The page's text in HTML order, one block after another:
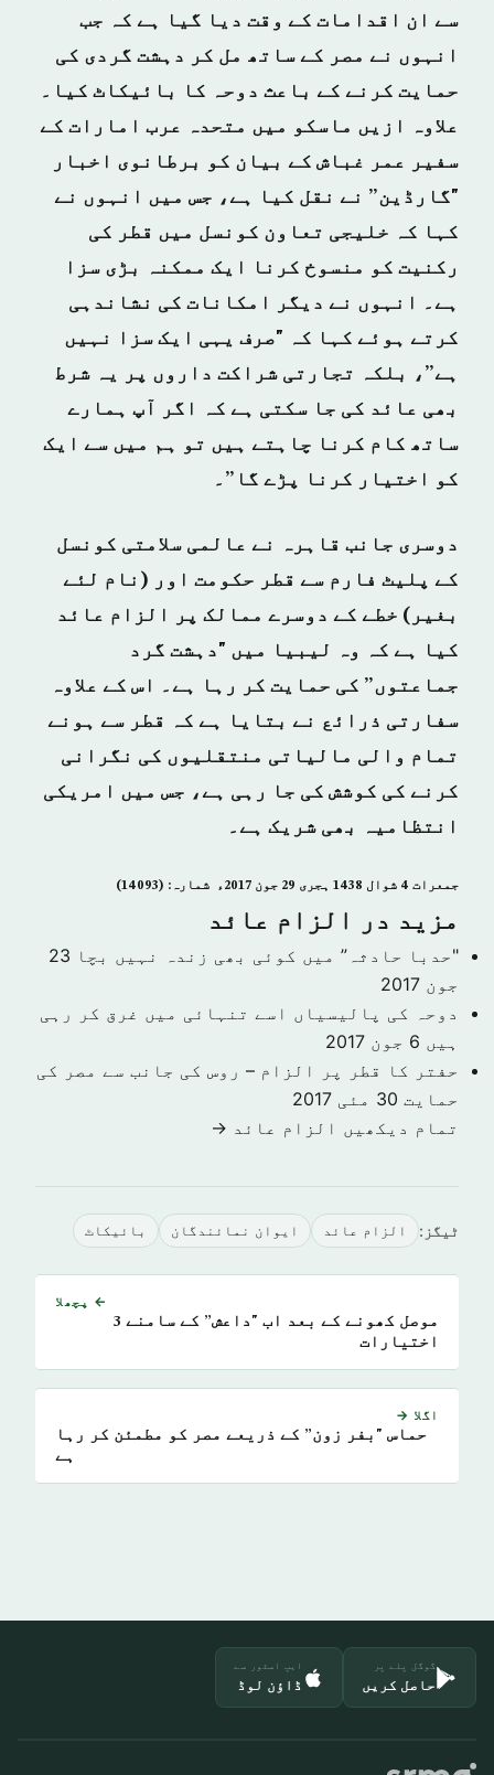
سے ان اقدامات کے وقت دیا گیا ہے کہ جب
انہوں نے مصر کے ساتھ مل کر دہشت گردی کی
حمایت کرنے کے باعث دوحہ کا بائیکاٹ کیا۔
علاوہ ازیں ماسکو میں متحدہ عرب امارات کے
سفیر عمر غباش کے بیان کو برطانوی اخبار
"گارڈین” نے نقل کیا ہے، جس میں انہوں نے
کہا کہ خلیجی تعاون کونسل میں قطر کی
رکنیت کو منسوخ کرنا ایک ممکنہ بڑی سزا
ہے۔ انہوں نے دیگر امکانات کی نشاندہی
کرتے ہوئے کہا کہ "صرف یہی ایک سزا نہیں
ہے”، بلکہ تجارتی شراکت داروں پر یہ شرط
بھی عائد کی جا سکتی ہے کہ اگر آپ ہمارے
ساتھ کام کرنا چاہتے ہیں تو ہم میں سے ایک
کو اختیار کرنا پڑے گا”۔
دوسری جانب قاہرہ نے عالمی سلامتی کونسل
کے پلیٹ فارم سے قطر حکومت اور (نام لئے
بغیر) خطے کے دوسرے ممالک پر الزام عائد
کیا ہے کہ وہ لیبیا میں "دہشت گرد
جماعتوں” کی حمایت کر رہا ہے۔ اس کے علاوہ
سفارتی ذرائع نے بتایا ہے کہ قطر سے ہونے
تمام والی مالیاتی منتقلیوں کی نگرانی
کرنے کی کوشش کی جا رہی ہے، جس میں امریکی
انتظامیہ بھی شریک ہے۔
جمعرات 4 شوال 1438 ہجری­ 29 جون 2017ء شمارہ: (14093)
مزید در الزام عائد
"حدبا حادثہ” میں کوئی بھی زندہ نہیں بچا 23
جون 2017
دوحہ کی پالیسیاں اسے تنہائی میں غرق کر رہی
ہیں 6 جون 2017
حفتر کا قطر پر الزام – روس کی جانب سے مصر کی
حمایت 30 مئی 2017
تمام دیکھیں الزام عائد →
ٹیگز: الزام عائد ایوان نمائندگان بائیکاٹ
← پچھلا
موصل کھونے کے بعد اب "داعش” کے سامنے 3
اختیارات
اگلا →
حماس "بفر زون” کے ذریعے مصر کو مطمئن کر رہا
ہے
گوگل پلے پر
حاصل کریں
ایپ اسٹور سے
ڈاؤن لوڈ